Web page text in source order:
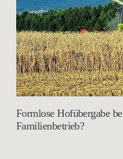
Formlose Hofübergabe
Familienbetrieb?